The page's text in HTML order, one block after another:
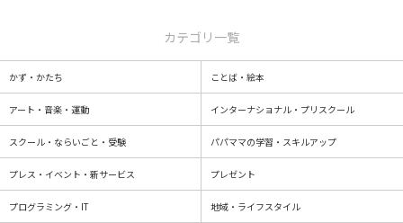
カテゴリ一覧
かず・かたち ことば・絵本
アート・音楽・運動 インターナショナル・プリスクール
スクール・ならいごと・受験 パパママの学習・スキルアップ
プレス・イベント・新サービス プレゼント
プログラミング・IT 地域・ライフスタイル